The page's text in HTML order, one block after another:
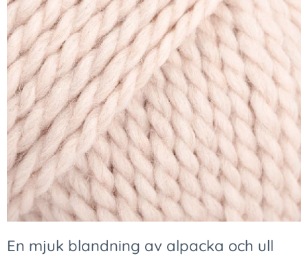
En mjuk blandning av alpacka och ull